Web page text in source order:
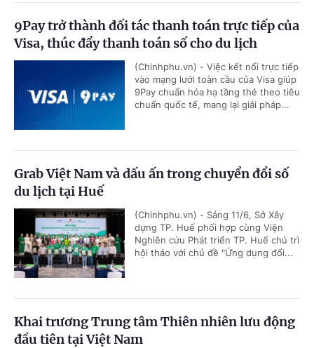
9Pay trở thành đối tác thanh toán trực tiếp của
Visa, thúc đẩy thanh toán số cho du lịch
(Chinhphu.vn) - Việc kết nối trực tiếp
vào mạng lưới toàn cầu của Visa giúp
9Pay chuẩn hóa hạ tầng thẻ theo tiêu
chuẩn quốc tế, mang lại giải pháp...
Grab Việt Nam và dấu ấn trong chuyển đổi số
du lịch tại Huế
(Chinhphu.vn) - Sáng 11/6, Sở Xây
dựng TP. Huế phối hợp cùng Viện
Nghiên cứu Phát triển TP. Huế chủ trì
hội thảo với chủ đề "Ứng dụng đổi...
Khai trương Trung tâm Thiên nhiên lưu động
đầu tiên tại Việt Nam